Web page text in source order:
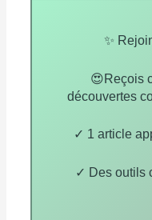
✨
😍Reçois
découvertes
✓ 1 article
✓ Des outils